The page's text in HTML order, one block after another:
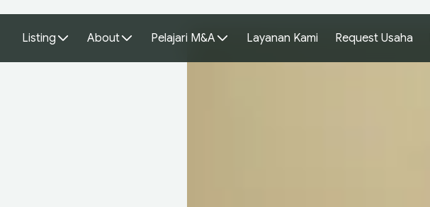
Listing About Pelajari M&A Layanan Kami Request Usaha